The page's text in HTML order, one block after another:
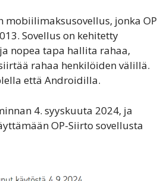
mobiilimaksusovellus, jonka OP
Sovellus on kehitetty
nopea tapa hallita rahaa,
rahaa henkilöiden välillä.
että Androidilla.
4. syyskuuta 2024, ja
OP-Siirto sovellusta